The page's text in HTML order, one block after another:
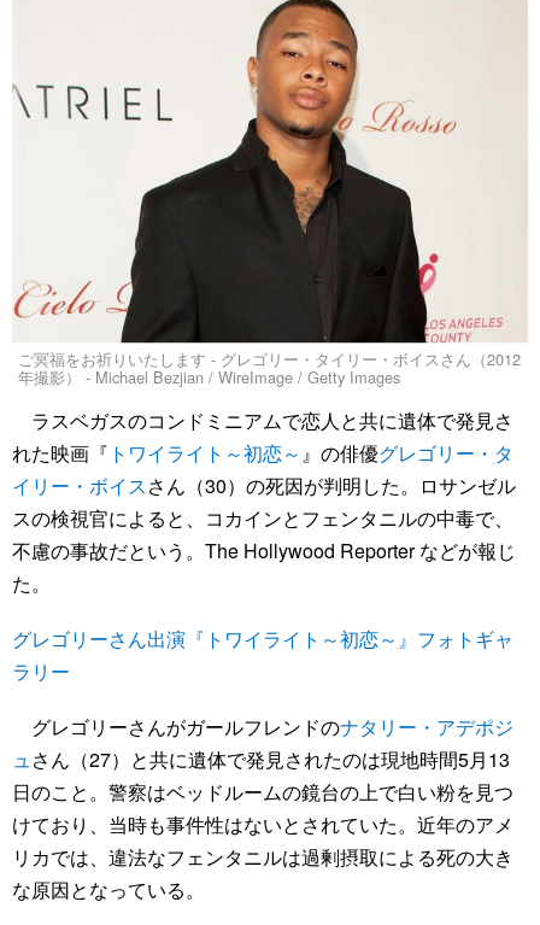
ご冥福をお祈りいたします - グレゴリー・タイリー・ボイスさん（2012
年撮影） - Michael Bezjian / WireImage / Getty Images
ラスベガスのコンドミニアムで恋人と共に遺体で発見さ
れた映画『 トワイライト～初恋～ 』の俳優グレゴリー・タ
イリー・ボイスさん（30）の死因が判明した。ロサンゼル
スの検視官によると、コカインとフェンタニルの中毒で、
不慮の事故だという。The Hollywood Reporter などが報じ
た。
グレゴリーさん出演『トワイライト～初恋～』フォトギャ
ラリー
グレゴリーさんがガールフレンドのナタリー・アデポジ
ュさん（27）と共に遺体で発見されたのは現地時間5月13
日のこと。警察はベッドルームの鏡台の上で白い粉を見つ
けており、当時も事件性はないとされていた。近年のアメ
リカでは、違法なフェンタニルは過剰摂取による死の大き
な原因となっている。